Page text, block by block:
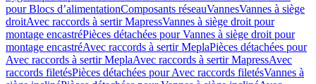
pour Blocs d’alimentationComposants réseauVannesVannes à siège
droitAvec raccords à sertir MapressVannes à siège droit pour
montage encastréPièces détachées pour Vannes à siège droit pour
montage encastréAvec raccords à sertir MeplaPièces détachées pour
Avec raccords à sertir MeplaAvec raccords à sertir MapressAvec
raccords filetésPièces détachées pour Avec raccords filetésVannes à